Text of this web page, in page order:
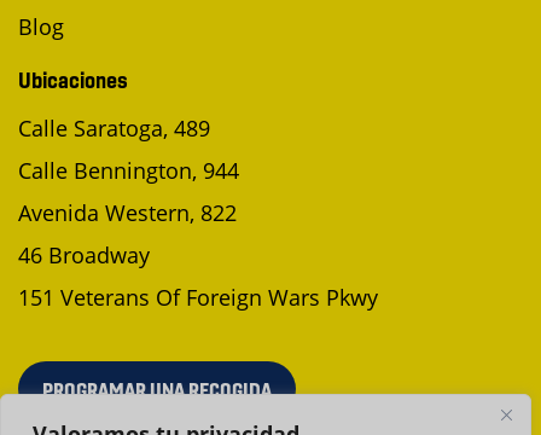
Blog
Ubicaciones
Calle Saratoga, 489
Calle Bennington, 944
Avenida Western, 822
46 Broadway
151 Veterans Of Foreign Wars Pkwy
PROGRAMAR UNA RECOGIDA